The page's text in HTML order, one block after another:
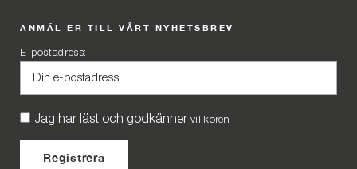
ANMÄL ER TILL VÅRT NYHETSBREV
E-postadress:
Jag har läst och godkänner villkoren